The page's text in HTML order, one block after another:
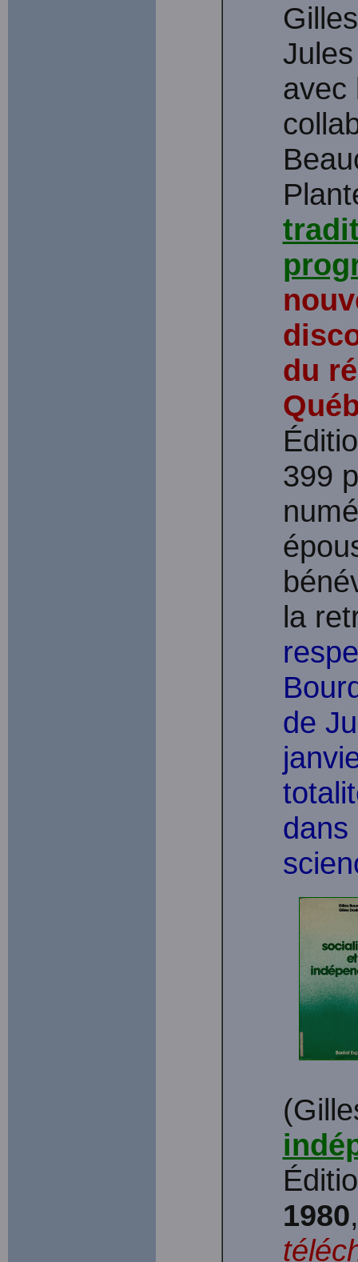
avec
du
399
la
de
dans
1980